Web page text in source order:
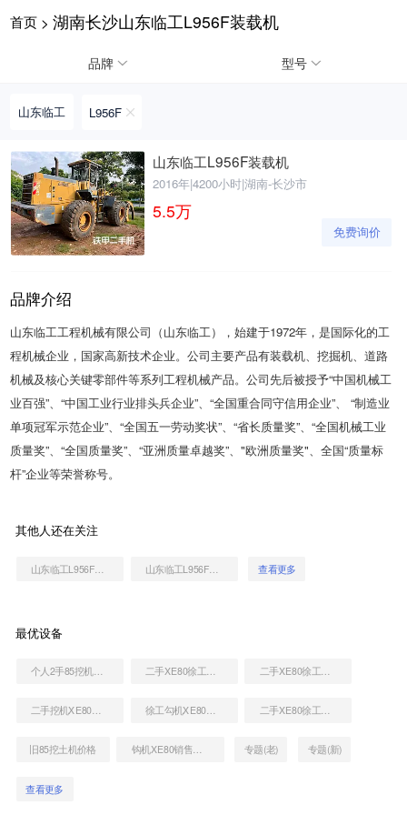
首页 > 湖南长沙山东临工L956F装载机
品牌 型号
山东临工 L956F
山东临工L956F装载机
2016年|4200小时|湖南-长沙市
5.5万
免费询价
品牌介绍
山东临工工程机械有限公司（山东临工），始建于1972年，是国际化的工
程机械企业，国家高新技术企业。公司主要产品有装载机、挖掘机、道路
机械及核心关键零部件等系列工程机械产品。公司先后被授予“中国机械工
业百强”、“中国工业行业排头兵企业”、“全国重合同守信用企业”、 “制造业
单项冠军示范企业”、“全国五一劳动奖状”、“省长质量奖”、“全国机械工业
质量奖”、“全国质量奖”、“亚洲质量卓越奖”、"欧洲质量奖"、全国“质量标
杆”企业等荣誉称号。
请输入手机号
获
取
验
证
码
请输入手机号
交
即
表
示
您
同
《隐
私
政
策》
其他人还在关注
查看更多
最优设备
个人2手85挖机转让价格 二手XE80徐工多少钱 二手XE80徐工挖土机大概多少钱
二手挖机XE80价格多少 徐工勾机XE80多少钱一台 二手XE80徐工钩机到底多少钱
旧85挖土机价格 钩机XE80销售电话 专题(老) 专题(新)
查看更多